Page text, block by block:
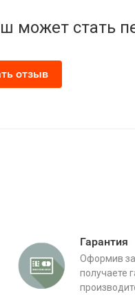
может стать
отзыв
Гарантия
Оформив
получаете